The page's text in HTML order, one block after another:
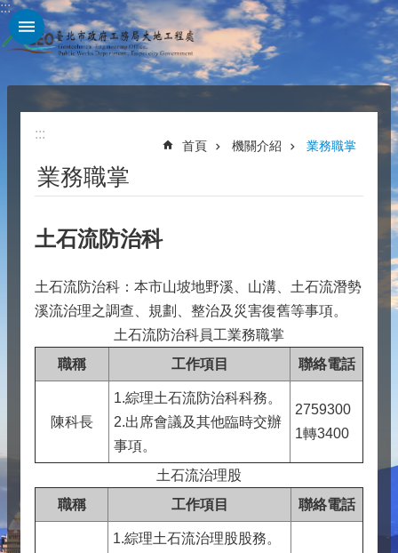
跳到主要內容區塊
:::
:::
首頁 機關介紹 業務職掌
業務職掌
土石流防治科
土石流防治科：本市山坡地野溪、山溝、土石流潛勢
溪流治理之調查、規劃、整治及災害復舊等事項。
職稱 工作項目 聯絡電話
土石流防治科員工業務職掌
陳科長
1.綜理土石流防治科科務。
2.出席會議及其他臨時交辦
事項。
2759300
1轉3400
職稱 工作項目 聯絡電話
土石流治理股
1.綜理土石流治理股股務。